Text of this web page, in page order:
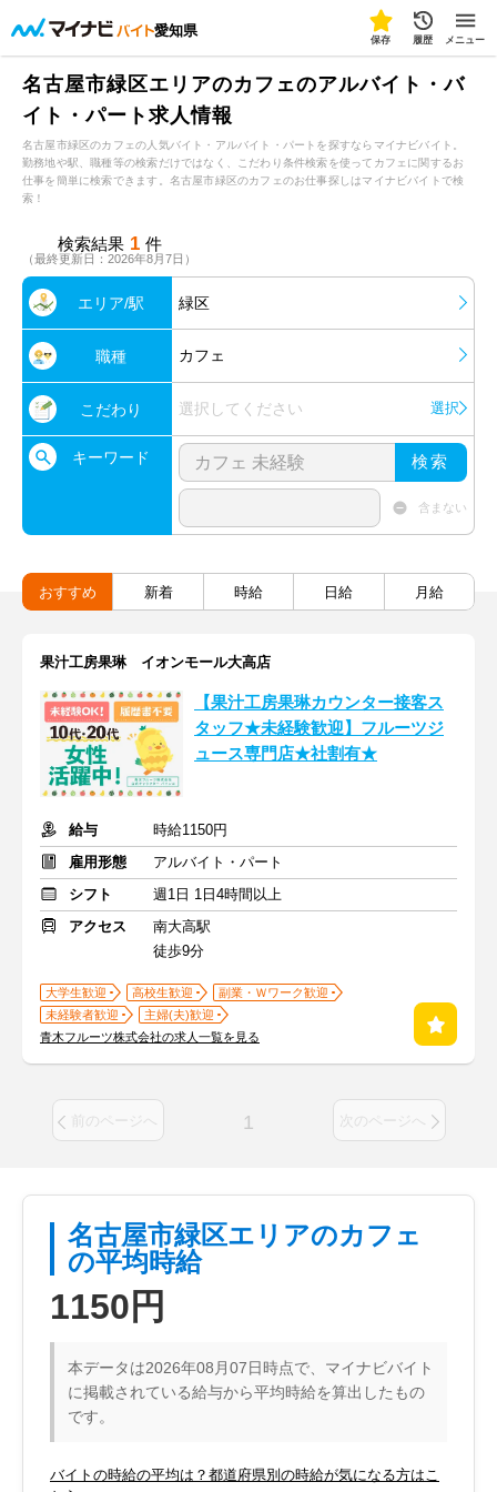
愛知県
保存 履歴 メニュー
名古屋市緑区エリアのカフェのアルバイト・バ
イト・パート求人情報
名古屋市緑区のカフェの人気バイト・アルバイト・パートを探すならマイナビバイト。
勤務地や駅、職種等の検索だけではなく、こだわり条件検索を使ってカフェに関するお
仕事を簡単に検索できます。名古屋市緑区のカフェのお仕事探しはマイナビバイトで検
索！
検索結果 1 件
（最終更新日：2026年8月7日）
エリア/駅 緑区
職種 カフェ
こだわり 選択してください 選択
キーワード 検索
含まない
おすすめ 新着 時給 日給 月給
果汁工房果琳 イオンモール大高店
【果汁工房果琳カウンター接客ス
タッフ★未経験歓迎】フルーツジ
ュース専門店★社割有★
給与
時給1150円
雇用形態
アルバイト・パート
シフト
週1日 1日4時間以上
アクセス
南大高駅
徒歩9分
大学生歓迎 高校生歓迎
副業・Ｗワーク歓迎
未経験者歓迎
主婦(夫)歓迎
青木フルーツ株式会社の求人一覧を見る
前のページへ 1 次のページへ
名古屋市緑区エリアのカフェ
の平均時給
1150円
本データは2026年08月07日時点で、マイナビバイト
に掲載されている給与から平均時給を算出したもの
です。
バイトの時給の平均は？都道府県別の時給が気になる方はこ